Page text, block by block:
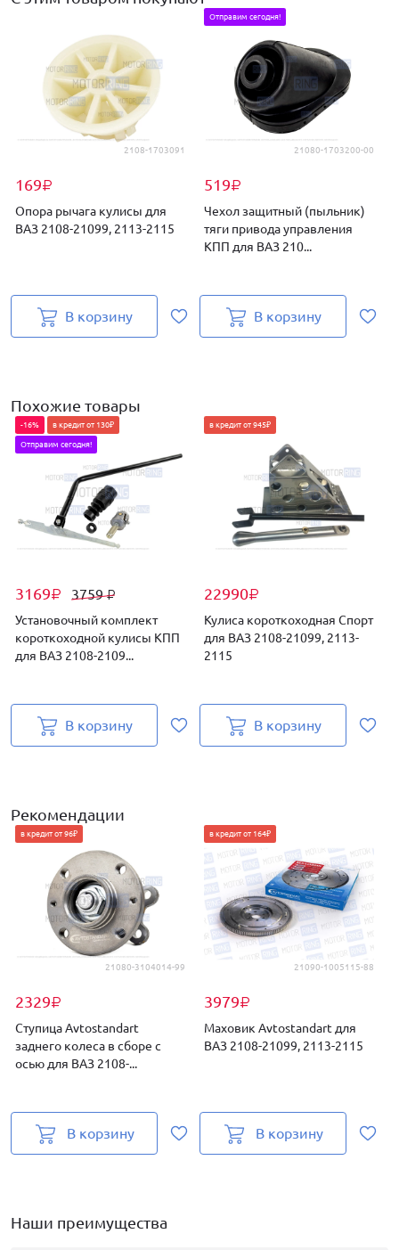
2108-1703091
169₽
Опора рычага кулисы для
ВАЗ 2108-21099, 2113-2115
В корзину
21080-1703200-00
519₽
Отправим сегодня!
Чехол защитный (пыльник)
тяги привода управления
КПП для ВАЗ 210...
В корзину
Похожие товары
3169₽ 3759₽
-16% в кредит от 130₽
Отправим сегодня!
Установочный комплект
короткоходной кулисы КПП
для ВАЗ 2108-2109...
В корзину
22990₽
в кредит от 945₽
Кулиса короткоходная Спорт
для ВАЗ 2108-21099, 2113-
2115
В корзину
Рекомендации
21080-3104014-99
2329₽
в кредит от 96₽
Ступица Avtostandart
заднего колеса в сборе с
осью для ВАЗ 2108-...
В корзину
21090-1005115-88
3979₽
в кредит от 164₽
Маховик Avtostandart для
ВАЗ 2108-21099, 2113-2115
В корзину
Наши преимущества